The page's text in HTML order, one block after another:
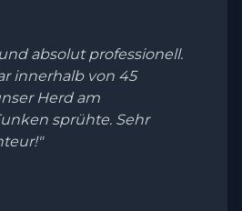
absolut professionell.
innerhalb von 45
Herd am
sprühte. Sehr